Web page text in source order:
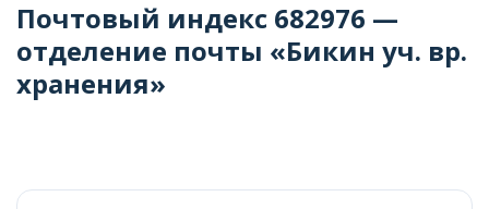
Почтовый индекс 682976 —
отделение почты «Бикин уч. вр.
хранения»